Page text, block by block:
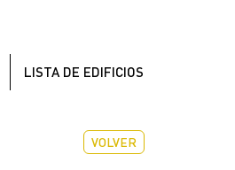
LISTA DE EDIFICIOS
VOLVER